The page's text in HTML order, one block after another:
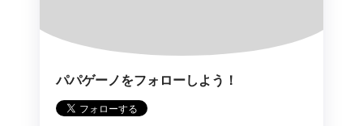
パパゲーノをフォローしよう！